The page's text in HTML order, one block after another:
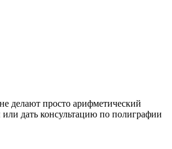
делают просто арифметический
дать консультацию по полиграфии